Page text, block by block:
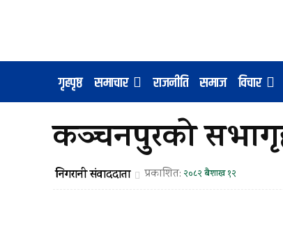
गृहपृष्ठ समाचार राजनीति समाज विचार
कञ्चनपुरको
निगरानी संवाददाता प्रकाशित: २०८२ बैशाख १२